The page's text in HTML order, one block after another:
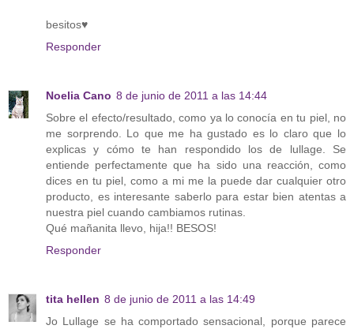
besitos♥
Responder
Noelia Cano 8 de junio de 2011 a las 14:44
Sobre el efecto/resultado, como ya lo conocía en tu piel, no
me sorprendo. Lo que me ha gustado es lo claro que lo
explicas y cómo te han respondido los de lullage. Se
entiende perfectamente que ha sido una reacción, como
dices en tu piel, como a mi me la puede dar cualquier otro
producto, es interesante saberlo para estar bien atentas a
nuestra piel cuando cambiamos rutinas.
Qué mañanita llevo, hija!! BESOS!
Responder
tita hellen 8 de junio de 2011 a las 14:49
Jo Lullage se ha comportado sensacional, porque parece